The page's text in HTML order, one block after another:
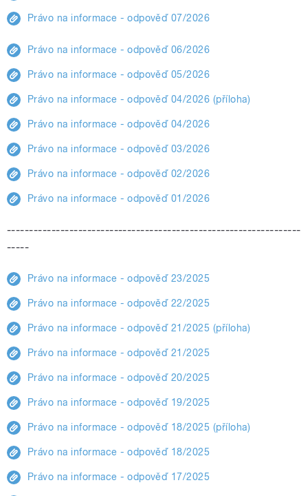
Právo na informace - odpověď 07/2026
Právo na informace - odpověď 06/2026
Právo na informace - odpověď 05/2026
Právo na informace - odpověď 04/2026 (příloha)
Právo na informace - odpověď 04/2026
Právo na informace - odpověď 03/2026
Právo na informace - odpověď 02/2026
Právo na informace - odpověď 01/2026
------------------------------------------------------------------
-----
Právo na informace - odpověď 23/2025
Právo na informace - odpověď 22/2025
Právo na informace - odpověď 21/2025 (příloha)
Právo na informace - odpověď 21/2025
Právo na informace - odpověď 20/2025
Právo na informace - odpověď 19/2025
Právo na informace - odpověď 18/2025 (příloha)
Právo na informace - odpověď 18/2025
Právo na informace - odpověď 17/2025